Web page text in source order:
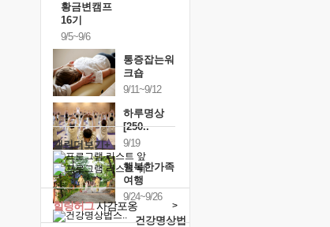
황금변캠프
16기
9/5~9/6
통증잡는워
크숍
9/11~9/12
하루명상
[250..
9/19
행복한가족
여행
9/24~9/26
건강명상법
캘린더보기+
힐링허그사감포옹 >